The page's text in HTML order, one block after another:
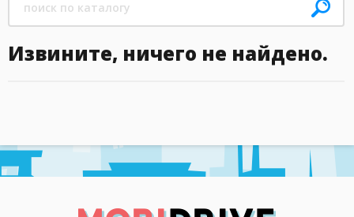
Извините, ничего не найдено.